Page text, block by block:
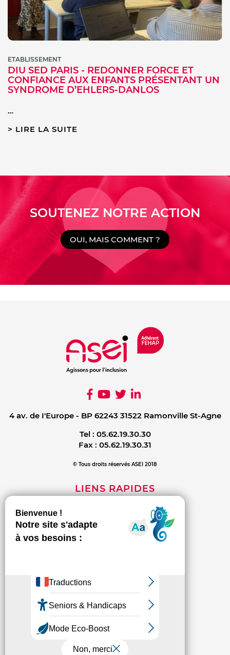
ETABLISSEMENT
DIU SED PARIS - REDONNER FORCE ET
CONFIANCE AUX ENFANTS PRÉSENTANT UN
SYNDROME D’EHLERS-DANLOS
…
LIRE LA SUITE
SOUTENEZ NOTRE ACTION
OUI, MAIS COMMENT ?
4 av. de I'Europe - BP 62243 31522 Ramonville St-Agne
Tel : 05.62.19.30.30
Fax : 05.62.19.30.31
© Tous droits réservés ASEI 2018
LIENS RAPIDES
Politique de confidentialité
L'association
Les établissements et services
Espace presse
Connexion